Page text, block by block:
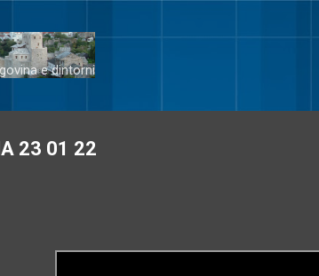
e dintorni
23 01 22